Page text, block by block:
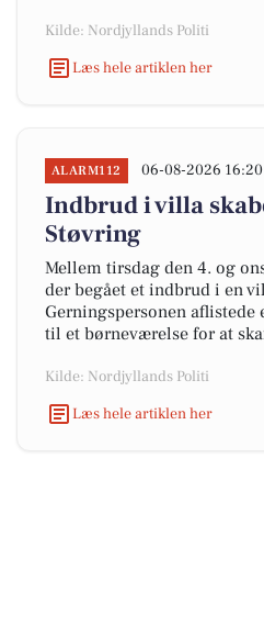
Kilde: Nordjyllands Politi
Læs hele artiklen her
ALARM112 06-08-2026 16:20
Indbrud i villa
Støvring
Mellem tirsdag den 4. og
der begået et indbrud i en
Gerningspersonen
til et børneværelse for at
Kilde: Nordjyllands Politi
Læs hele artiklen her